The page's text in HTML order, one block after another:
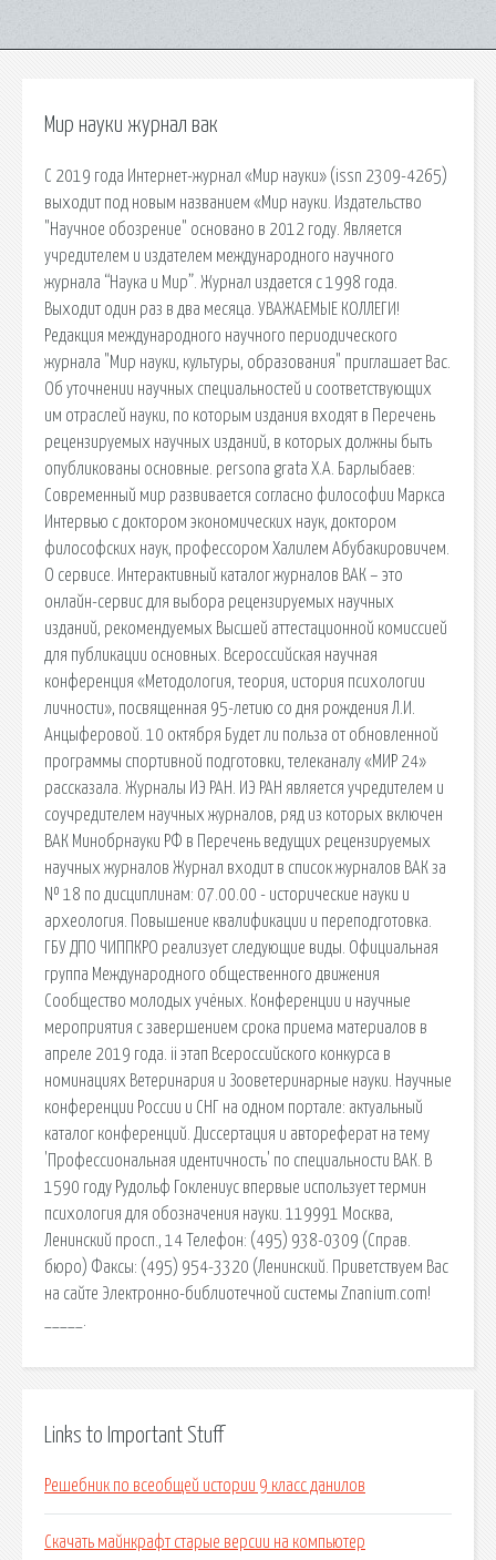
Мир науки журнал вак
С 2019 года Интернет-журнал «Мир науки» (issn 2309-4265)
выходит под новым названием «Мир науки. Издательство
"Научное обозрение" основано в 2012 году. Является
учредителем и издателем международного научного
журнала “Наука и Мир”. Журнал издается с 1998 года.
Выходит один раз в два месяца. УВАЖАЕМЫЕ КОЛЛЕГИ!
Редакция международного научного периодического
журнала "Мир науки, культуры, образования" приглашает Вас.
Об уточнении научных специальностей и соответствующих
им отраслей науки, по которым издания входят в Перечень
рецензируемых научных изданий, в которых должны быть
опубликованы основные. persona grata Х.А. Барлыбаев:
Современный мир развивается согласно философии Маркса
Интервью с доктором экономических наук, доктором
философских наук, профессором Халилем Абубакировичем.
О сервисе. Интерактивный каталог журналов ВАК – это
онлайн-сервис для выбора рецензируемых научных
изданий, рекомендуемых Высшей аттестационной комиссией
для публикации основных. Всероссийская научная
конференция «Методология, теория, история психологии
личности», посвященная 95-летию со дня рождения Л.И.
Анцыферовой. 10 октября Будет ли польза от обновленной
программы спортивной подготовки, телеканалу «МИР 24»
рассказала. Журналы ИЭ РАН. ИЭ РАН является учредителем и
соучредителем научных журналов, ряд из которых включен
ВАК Минобрнауки РФ в Перечень ведущих рецензируемых
научных журналов Журнал входит в список журналов ВАК за
№ 18 по дисциплинам: 07.00.00 - исторические науки и
археология. Повышение квалификации и переподготовка.
ГБУ ДПО ЧИППКРО реализует следующие виды. Официальная
группа Международного общественного движения
Сообщество молодых учёных. Конференции и научные
мероприятия с завершением срока приема материалов в
апреле 2019 года. ii этап Всероссийского конкурса в
номинациях Ветеринария и Зооветеринарные науки. Научные
конференции России и СНГ на одном портале: актуальный
каталог конференций. Диссертация и автореферат на тему
'Профессиональная идентичность' по специальности ВАК. В
1590 году Рудольф Гоклениус впервые использует термин
психология для обозначения науки. 119991 Москва,
Ленинский просп., 14 Телефон: (495) 938-0309 (Справ.
бюро) Факсы: (495) 954-3320 (Ленинский. Приветствуем Вас
на сайте Электронно-библиотечной системы Znanium.com!
Links to Important Stuff
Решебник по всеобщей истории 9 класс данилов
Скачать майнкрафт старые версии на компьютер